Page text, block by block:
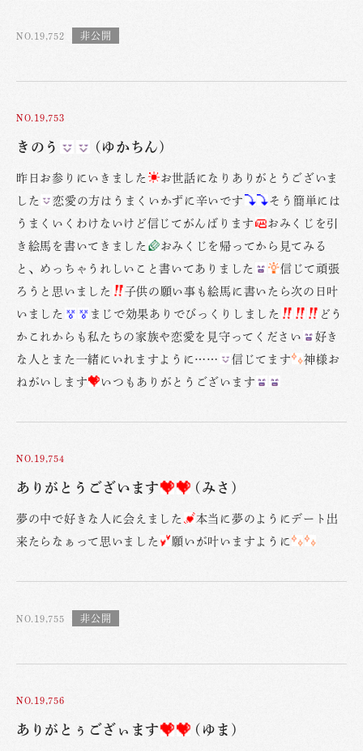
NO.19,752
NO.19,753
きのう (ゆかちん)
昨日お参りにいきました
お世話になりありがとうございま
した
恋愛の方はうまくいかずに辛いです
そう簡単には
うまくいくわけないけど信じてがんばります
おみくじを引
き絵馬を書いてきました
おみくじを帰ってから見てみる
と、めっちゃうれしいこと書いてありました
信じて頑張
ろうと思いました
子供の願い事も絵馬に書いたら次の日叶
いました
まじで効果ありでびっくりしました
どう
かこれからも私たちの家族や恋愛を見守ってください
好き
な人とまた一緒にいれますように……
信じてます
神様お
ねがいします
いつもありがとうございます
NO.19,754
ありがとうございます (みさ)
夢の中で好きな人に会えました
本当に夢のようにデート出
来たらなぁって思いました
願いが叶いますように
NO.19,755
NO.19,756
ありがとぅござぃます (ゆま)